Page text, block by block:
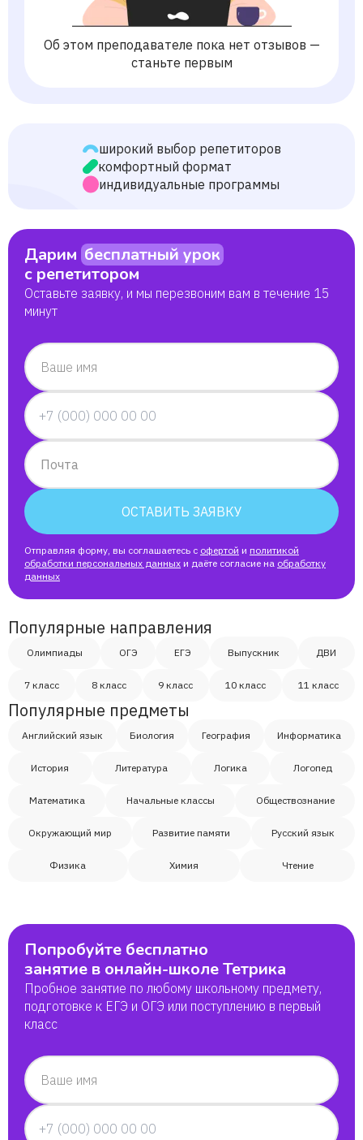
Об этом преподавателе пока нет отзывов —
станьте первым
широкий выбор репетиторов
комфортный формат
индивидуальные программы
Дарим бесплатный урок
с репетитором
Оставьте заявку, и мы перезвоним вам в течение 15
минут
Ваше имя
Почта
ОСТАВИТЬ ЗАЯВКУ
Отправляя форму, вы соглашаетесь с офертой и политикой
обработки персональных данных и даёте согласие на обработку
данных
Популярные направления
Олимпиады ОГЭ ЕГЭ Выпускник ДВИ
7 класс 8 класс 9 класс 10 класс 11 класс
Популярные предметы
Английский язык Биология География Информатика
История Литература Логика Логопед
Математика Начальные классы Обществознание
Окружающий мир Развитие памяти Русский язык
Физика Химия Чтение
Попробуйте бесплатно
занятие в онлайн-школе Тетрика
Пробное занятие по любому школьному предмету,
подготовке к ЕГЭ и ОГЭ или поступлению в первый
класс
Ваше имя